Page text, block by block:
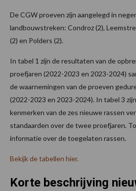
De CGW proeven zijn aangelegd in
landbouwstreken: Condroz (2),
(2) en Polders (2).
In tabel 1 zijn de resultaten van de
proefjaren (2022-2023 en 2023-2024)
de waarnemingen van de proeven
(2022-2023 en 2023-2024). In tabel 3
kenmerken van de zes nieuwe rassen
standaarden over de twee proefjaren.
informatie over de toegelaten rassen.
Bekijk de tabellen hier.
Korte beschrijving